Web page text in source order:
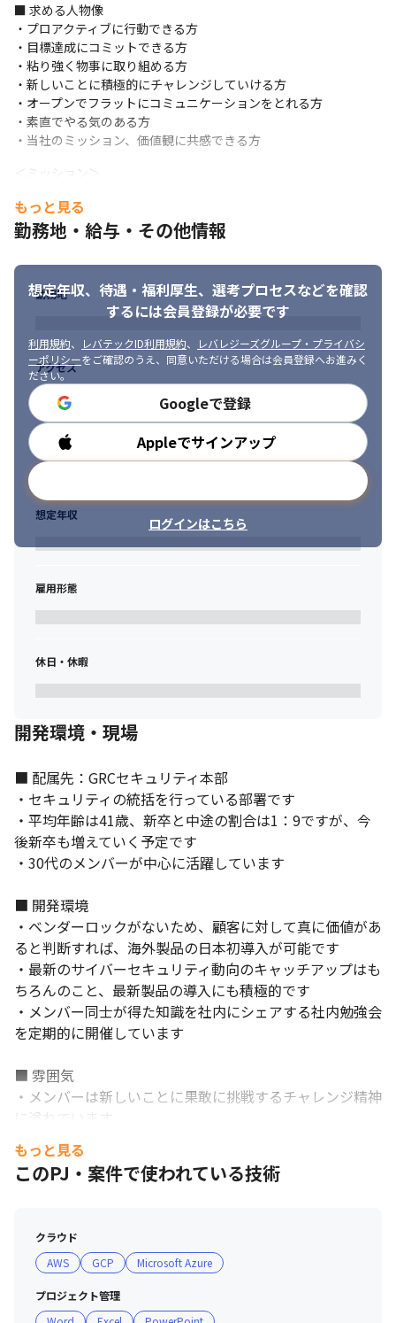
・就業場所は顧客先が3割、自社内が7割です
＜研修に関して＞
・リーダーがメンター/フォロワーを担当し、OJTを実施します
＜プロダクト例＞
・『Enterprise Risk MT』
リスクマネジメントの国際ガイドラインISO31000に準拠したERM
ツール
・『Supplier Risk MT』
・『保険GRC MT』
保険会社向けの補充代理店自己点検ソリューション
・『CSIRT MT.mss』
マルチテナント型インシデント管理ツール
・『脆弱性TODAY』
脆弱性情報日次配信サービス
クラウド型セキュリティ教育サービス
■ この仕事の面白み、魅力
・大手企業、グローバル企業からの直請けプロジェクトが7割を占
めており、裁量を持って業務を進めることが可能です
・コンサルティングサービスからプロダクトまで、多岐にわたる
サービスの中からニーズに合わせた最適なソリューションを提案
する経験を得られます
・最新のセキュリティ製品に触れ、日本初のソリューション導入
にも関わることができます
・セキュリティに加え最新のGRC（ガバナンス、リスク、コンプ
ライアンス）の知見を得ることができます
・CISOや経営層に直接提案を行うこともあり、大きなステージで
・組織の拡大期においてチーム作りから参画できます
・国内GRC市場はブルーオーシャンのため、今後無限大の可能性
を持つ市場でスキルを高めることができます
的に挑戦できるやりがいがあります
・金融業界における幅広い知識を習得できます
国内有数のGRC専門企業で高度な技術やノウハウを習得できま
す。
■ 求める人物像
・プロアクティブに行動できる方
・目標達成にコミットできる方
・粘り強く物事に取り組める方
・新しいことに積極的にチャレンジしていける方
・オープンでフラットにコミュニケーションをとれる方
・素直でやる気のある方
・当社のミッション、価値観に共感できる方
＜ミッション＞
挑み続けること、進化し続けること。
それはもはや、当然のこと。
ること。
＜価値観＞
「Four GRCS for Team」
G：Grow　過去を捨てて成⻑し続けること。
R：Respect　より深く見つめ相手を敬うこと。
C：Commit　過程のみならず結果を見据えること。
S：Smile　どんなときでも笑顔を忘れないこと。
もっと見る
勤務地・給与・その他情報
想定年収、待遇・福利厚生、 選考プロセスなどを確認
するには会員登録が必要です
利用規約、 レバテックID利用規約、
レバレジーズグループ・プライバシ
ーポリシーをご確認のうえ、同意いただける場合は会員登録へお進みく
ださい。
Googleで登録
Appleでサインアップ
ログインはこちら
勤務地
アクセス
勤務時間
想定年収
雇用形態
休日・休暇
開発環境・現場
■ 配属先：GRCセキュリティ本部
・セキュリティの統括を行っている部署です
・平均年齢は41歳、新卒と中途の割合は1：9ですが、今
後新卒も増えていく予定です
・30代のメンバーが中心に活躍しています
■ 開発環境
・ベンダーロックがないため、顧客に対して真に価値があ
ると判断すれば、海外製品の日本初導入が可能です
・最新のサイバーセキュリティ動向のキャッチアップはも
ちろんのこと、最新製品の導入にも積極的です
・メンバー同士が得た知識を社内にシェアする社内勉強会
を定期的に開催しています
■ 雰囲気
・メンバーは新しいことに果敢に挑戦するチャレンジ精神
に溢れています
・新しい技術が好きで、面倒見の良いメンバーが多いです
・マネージャー陣もメンバーの声を大切にし、何か困った
ことや要望があればいつでも親身に相談に乗っています
・外資系IT企業、大手コンサルファーム、日系SIer、メー
カー、金融業、接客業など、業界も職種も違う多様なバッ
クグラウンドを持ったメンバーが在籍しています
・チャット文化のため、業務での疑問点があればすぐ部署
もっと見る
このPJ・案件で使われている技術
クラウド
AWS
GCP Microsoft Azure
プロジェクト管理